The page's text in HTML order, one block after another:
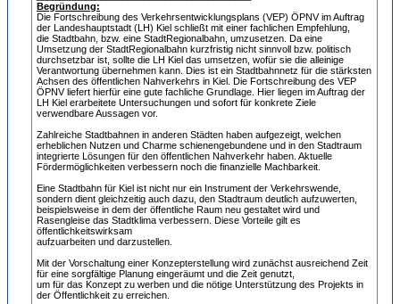
Begründung:
Die Fortschreibung des Verkehrsentwicklungsplans (VEP) ÖPNV im Auftrag
der Landeshauptstadt (LH) Kiel schließt mit einer fachlichen Empfehlung,
die Stadtbahn, bzw. eine StadtRegionalbahn, umzusetzen. Da eine
Umsetzung der StadtRegionalbahn kurzfristig nicht sinnvoll bzw. politisch
durchsetzbar ist, sollte die LH Kiel das umsetzen, wofür sie die alleinige
Verantwortung übernehmen kann. Dies ist ein Stadtbahnnetz für die stärksten
Achsen des öffentlichen Nahverkehrs in Kiel. Die Fortschreibung des VEP
ÖPNV liefert hierfür eine gute fachliche Grundlage. Hier liegen im Auftrag der
LH Kiel erarbeitete Untersuchungen und sofort für konkrete Ziele
verwendbare Aussagen vor.
Zahlreiche Stadtbahnen in anderen Städten haben aufgezeigt, welchen
erheblichen Nutzen und Charme schienengebundene und in den Stadtraum
integrierte Lösungen für den öffentlichen Nahverkehr haben. Aktuelle
Fördermöglichkeiten verbessern noch die finanzielle Machbarkeit.
Eine Stadtbahn für Kiel ist nicht nur ein Instrument der Verkehrswende,
sondern dient gleichzeitig auch dazu, den Stadtraum deutlich aufzuwerten,
beispielsweise in dem der öffentliche Raum neu gestaltet wird und
Rasengleise das Stadtklima verbessern. Diese Vorteile gilt es
öffentlichkeitswirksam
aufzuarbeiten und darzustellen.
Mit der Vorschaltung einer Konzepterstellung wird zunächst ausreichend Zeit
für eine sorgfältige Planung eingeräumt und die Zeit genutzt,
um für das Konzept zu werben und die nötige Unterstützung des Projekts in
der Öffentlichkeit zu erreichen.